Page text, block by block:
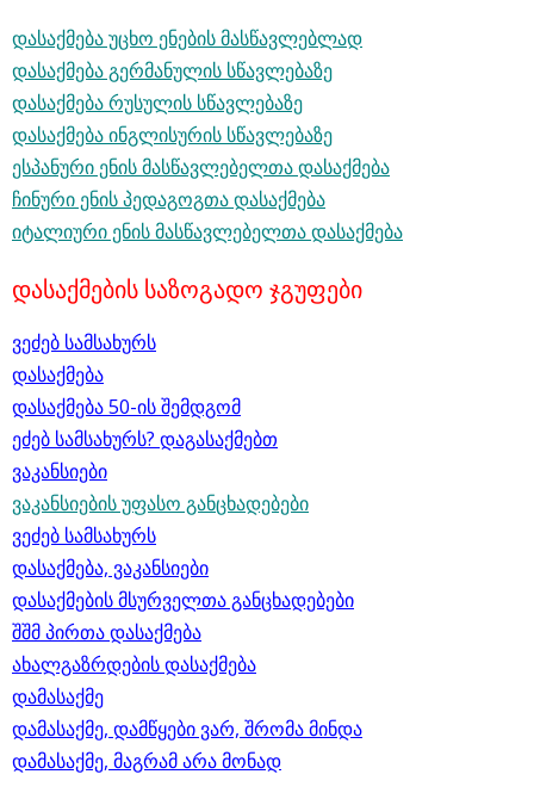
დასაქმება უცხო ენების მასწავლებლად
დასაქმება გერმანულის სწავლებაზე
დასაქმება რუსულის სწავლებაზე
დასაქმება ინგლისურის სწავლებაზე
ესპანური ენის მასწავლებელთა დასაქმება
ჩინური ენის პედაგოგთა დასაქმება
იტალიური ენის მასწავლებელთა დასაქმება
დასაქმების საზოგადო ჯგუფები
ვეძებ სამსახურს
დასაქმება
დასაქმება 50-ის შემდგომ
ეძებ სამსახურს? დაგასაქმებთ
ვაკანსიები
ვაკანსიების უფასო განცხადებები
ვეძებ სამსახურს
დასაქმება, ვაკანსიები
დასაქმების მსურველთა განცხადებები
შშმ პირთა დასაქმება
ახალგაზრდების დასაქმება
დამასაქმე
დამასაქმე, დამწყები ვარ, შრომა მინდა
დამასაქმე, მაგრამ არა მონად